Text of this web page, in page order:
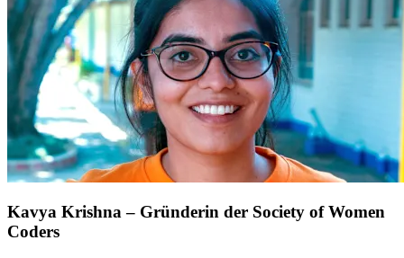
Kavya Krishna – Gründerin der Society of Women
Coders